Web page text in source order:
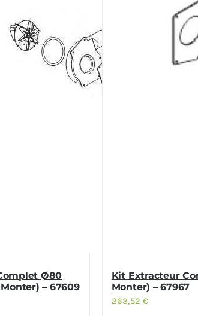
Ø80
Monter) – 67609
Kit Extracteur
Monter) – 67967
263,52€